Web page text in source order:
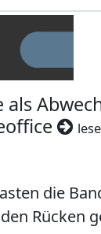
als
die
Rücken